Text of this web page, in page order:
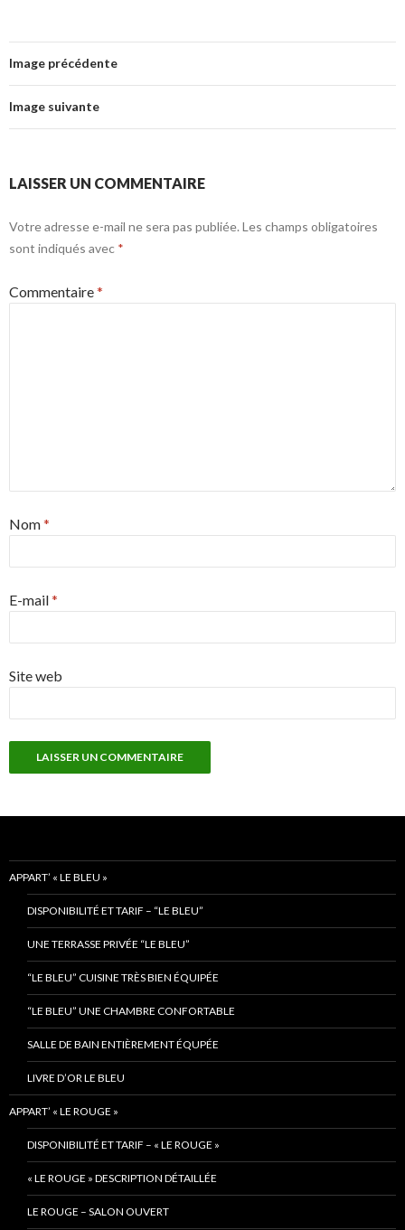
Image précédente
Image suivante
LAISSER UN COMMENTAIRE
Votre adresse e-mail ne sera pas publiée. Les champs obligatoires
sont indiqués avec *
Commentaire*
Nom*
E-mail*
Site web
APPART’ « LE BLEU »
DISPONIBILITÉ ET TARIF – “LE BLEU”
UNE TERRASSE PRIVÉE “LE BLEU”
“LE BLEU” CUISINE TRÈS BIEN ÉQUIPÉE
“LE BLEU” UNE CHAMBRE CONFORTABLE
SALLE DE BAIN ENTIÈREMENT ÉQUPÉE
LIVRE D’OR LE BLEU
APPART’ « LE ROUGE »
DISPONIBILITÉ ET TARIF – « LE ROUGE »
« LE ROUGE » DESCRIPTION DÉTAILLÉE
LE ROUGE – SALON OUVERT